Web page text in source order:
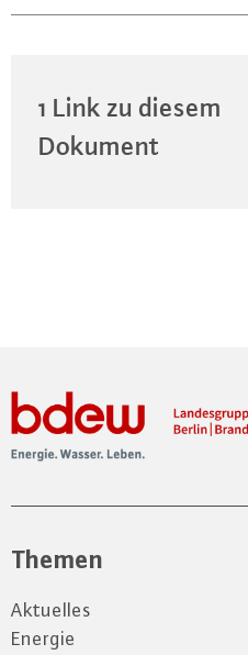
1 Link zu diesem
Dokument
Themen
Aktuelles
Energie